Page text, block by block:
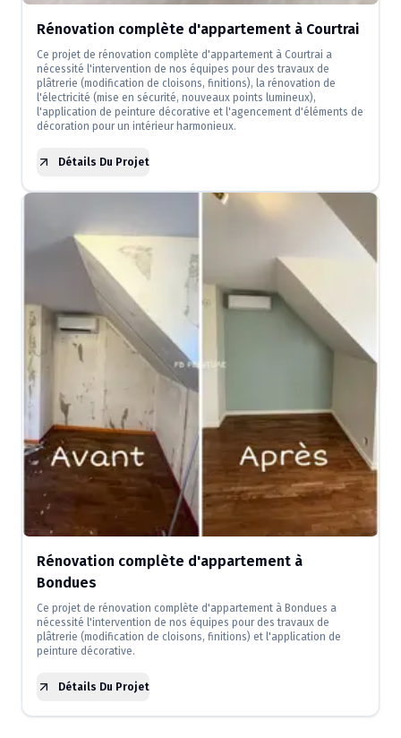
Rénovation complète d'appartement à Courtrai
Ce projet de rénovation complète d'appartement à Courtrai a
nécessité l'intervention de nos équipes pour des travaux de
plâtrerie (modification de cloisons, finitions), la rénovation de
l'électricité (mise en sécurité, nouveaux points lumineux),
l'application de peinture décorative et l'agencement d'éléments de
décoration pour un intérieur harmonieux.
Détails Du Projet
Rénovation complète d'appartement à
Bondues
Ce projet de rénovation complète d'appartement à Bondues a
nécessité l'intervention de nos équipes pour des travaux de
plâtrerie (modification de cloisons, finitions) et l'application de
peinture décorative.
Détails Du Projet